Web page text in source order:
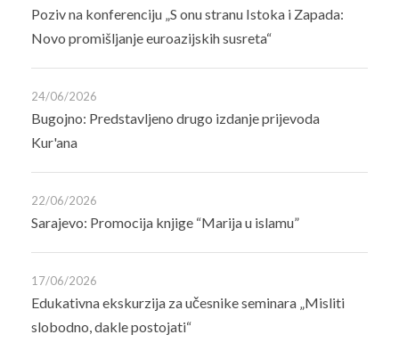
Poziv na konferenciju „S onu stranu Istoka i Zapada:
Novo promišljanje euroazijskih susreta“
24/06/2026
Bugojno: Predstavljeno drugo izdanje prijevoda
Kur'ana
22/06/2026
Sarajevo: Promocija knjige “Marija u islamu”
17/06/2026
Edukativna ekskurzija za učesnike seminara „Misliti
slobodno, dakle postojati“